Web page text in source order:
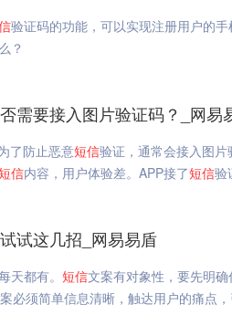
验证码的功能，可以实现注册用户的
？
需要接入图片验证码？_网易
了防止恶意短信验证，通常会接入图
信内容，用户体验差。APP接了短信验
试这几招_网易易盾
天都有。 短信文案有对象性，要先明
必须简单信息清晰，触达用户的痛点，